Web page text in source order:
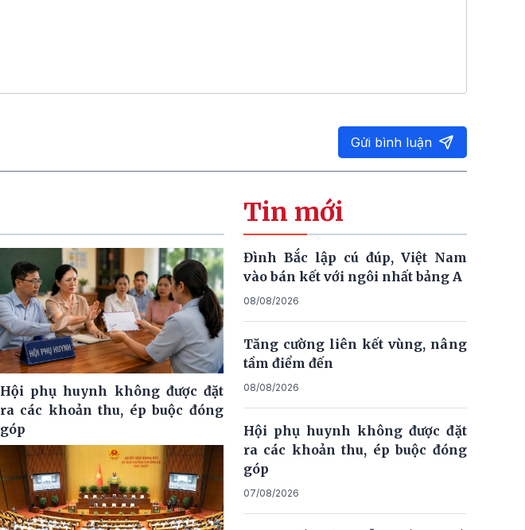
Gửi bình luận
Hội phụ huynh không được đặt
ra các khoản thu, ép buộc đóng
góp
Tin mới
Đình Bắc lập cú đúp, Việt Nam
vào bán kết với ngôi nhất bảng A
08/08/2026
Tăng cường liên kết vùng, nâng
tầm điểm đến
08/08/2026
Hội phụ huynh không được đặt
ra các khoản thu, ép buộc đóng
góp
07/08/2026